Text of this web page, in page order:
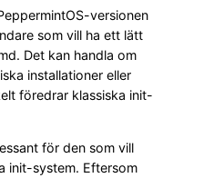
versionen
som vill ha ett lätt
Det kan handla om
installationer eller
föredrar klassiska init-
för den som vill
init-system. Eftersom